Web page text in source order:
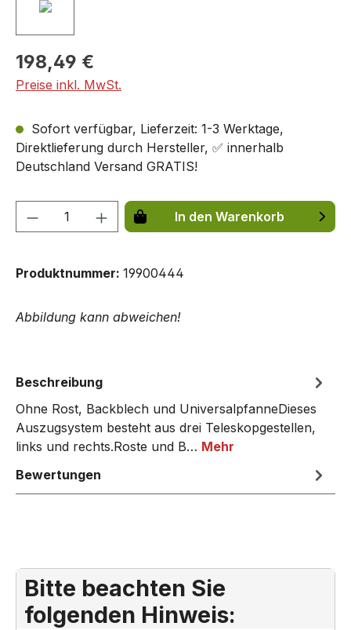
198,49 €
Preise inkl. MwSt.
Sofort verfügbar, Lieferzeit: 1-3 Werktage,
Direktlieferung durch Hersteller, ✅ innerhalb
Deutschland Versand GRATIS!
Produkt Anzahl: Gib denIn den Warenkorb
Produktnummer: 19900444
Abbildung kann abweichen!
Beschreibung
Ohne Rost, Backblech und UniversalpfanneDieses
Auszugsystem besteht aus drei Teleskopgestellen,
links und rechts.Roste und B… Mehr
Bewertungen
Bitte beachten Sie
folgenden Hinweis: